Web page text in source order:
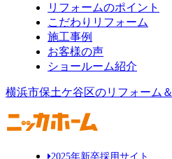
リフォームのポイント
こだわりリフォーム
施工事例
お客様の声
ショールーム紹介
横浜市保土ケ谷区のリフォーム
2025年新卒採用サイト